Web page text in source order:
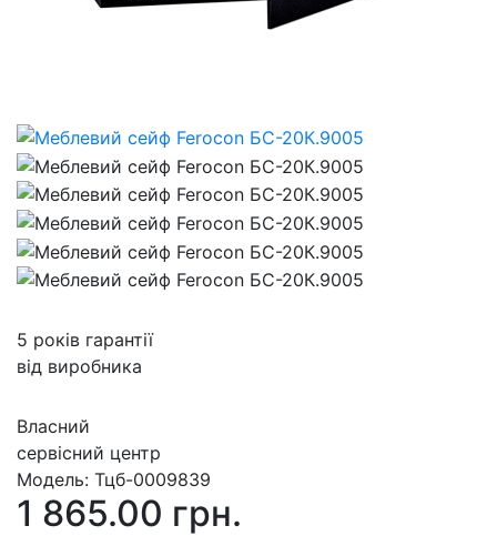
5 років гарантії
від виробника
Власний
сервісний центр
Модель: Тцб-0009839
1 865.00 грн.